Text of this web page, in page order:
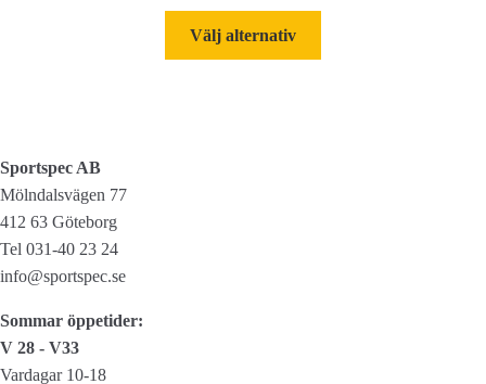
209,00 kr
Välj alternativ
Sportspec AB
Mölndalsvägen 77
412 63 Göteborg
Tel 031-40 23 24
info@sportspec.se
Sommar öppetider:
V 28 - V33
Vardagar 10-18